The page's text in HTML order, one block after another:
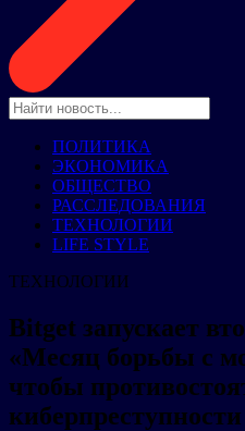
ПОЛИТИКА
ЭКОНОМИКА
ОБЩЕСТВО
РАССЛЕДОВАНИЯ
ТЕХНОЛОГИИ
LIFE STYLE
ТЕХНОЛОГИИ
Bitget запускает
«Месяц борьбы с
чтобы
киберпреступности